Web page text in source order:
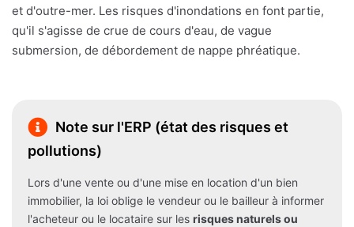
et d'outre-mer. Les risques d'inondations en font partie,
qu'il s'agisse de crue de cours d'eau, de vague
submersion, de débordement de nappe phréatique.
Note sur l'ERP (état des risques et
pollutions)
Lors d'une vente ou d'une mise en location d'un bien
immobilier, la loi oblige le vendeur ou le bailleur à informer
l'acheteur ou le locataire sur les risques naturels ou